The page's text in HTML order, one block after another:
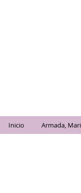
Inicio Armada,